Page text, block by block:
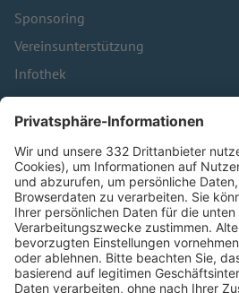
Sponsoring
Vereinsunterstützung
Infothek
Kontakt
HÄUFIG BESUCHTE SEITEN
Pässe und Vereinswechsel
Trainerausbildung
Schulungsangebot Vereinsmitarbeiter
BFV-Geschäftsstellen